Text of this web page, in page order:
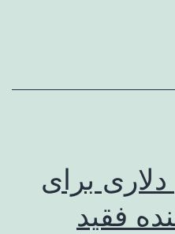
برای
فقید